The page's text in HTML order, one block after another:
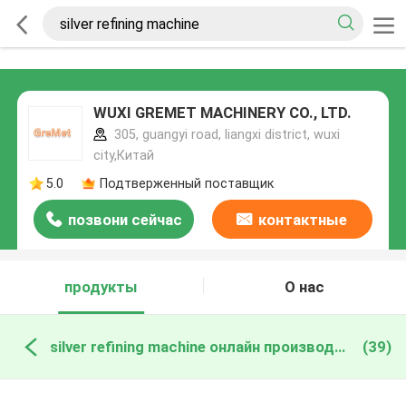
WUXI GREMET MACHINERY CO., LTD.
305, guangyi road, liangxi district, wuxi
city,Китай
5.0
Подтверженный поставщик
позвони сейчас контактные
продукты
О нас
silver refining machine онлайн производство (39)